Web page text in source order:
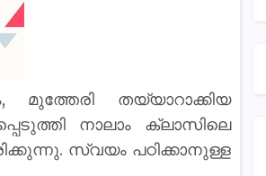
തയ്യാറാക്കിയ
നാലാം ക്ലാസിലെ
സ്വയം പഠിക്കാനുള്ള